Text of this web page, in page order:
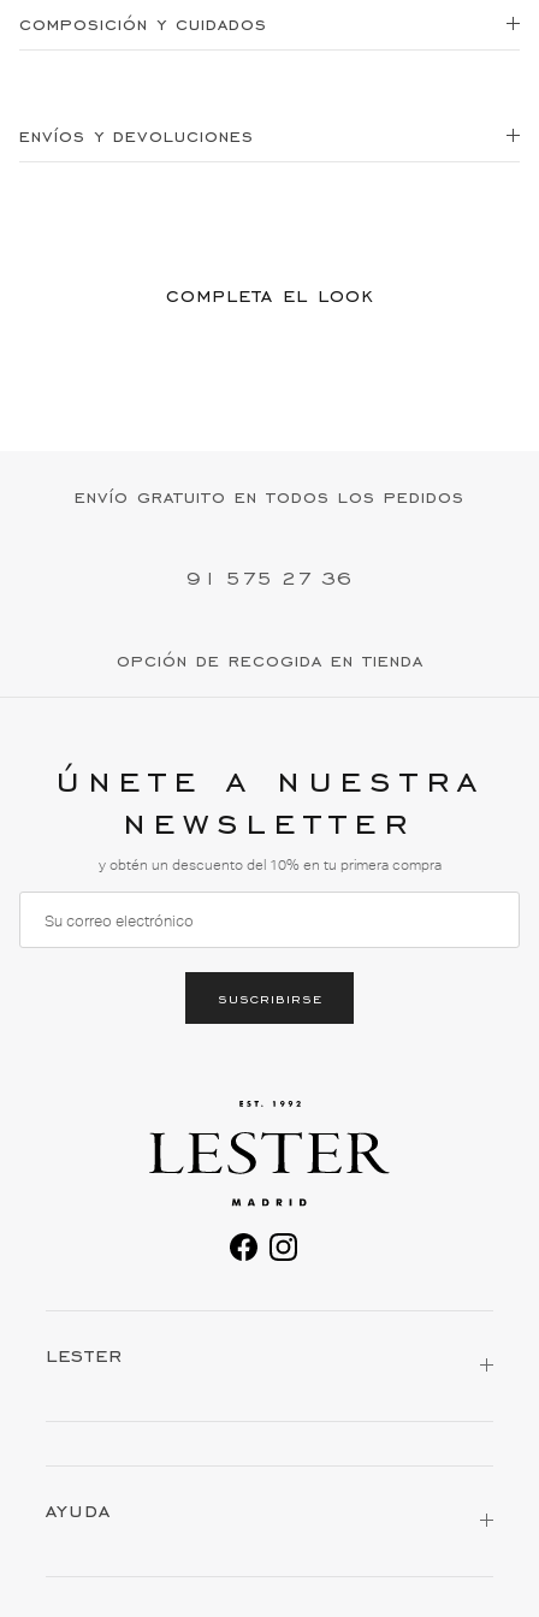
composición y cuidados
envíos y devoluciones
completa el look
envío gratuito en todos los pedidos
91 575 27 36
opción de recogida en tienda
únete a nuestra
newsletter
y obtén un descuento del 10% en tu primera compra
suscribirse
facebookinstagram
lester
ayuda